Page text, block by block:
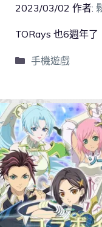
2023/03/02 作者:
TORays 也6週年了
手機遊戲